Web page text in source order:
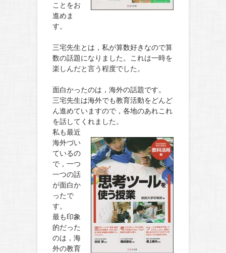
ことをお
進めま
す。
三宅先生とは，私が算数好きなので算
数の話題になりました。これは一時を
楽しんだと言う程度でした。
面白かったのは，海外の話題です。
三宅先生は海外でも教育活動をどんど
ん進めていますので，各地のあれこれ
を話してくれました。
私も最近
海外づい
ているの
で，一つ
一つの話
が面白か
ったで
す。
最も印象
的だった
のは，海
外の教育